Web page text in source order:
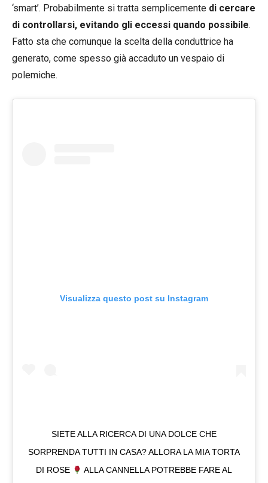
‘smart’. Probabilmente si tratta semplicemente di cercare
di controllarsi, evitando gli eccessi quando possibile.
Fatto sta che comunque la scelta della conduttrice ha
generato, come spesso già accaduto un vespaio di
polemiche.
Visualizza questo post su Instagram
SIETE ALLA RICERCA DI UNA DOLCE CHE
SORPRENDA TUTTI IN CASA? ALLORA LA MIA TORTA
DI ROSE
ALLA CANNELLA POTREBBE FARE AL